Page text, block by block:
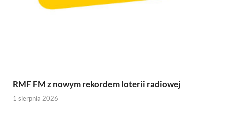
RMF FM z nowym rekordem loterii radiowej
1 sierpnia 2026